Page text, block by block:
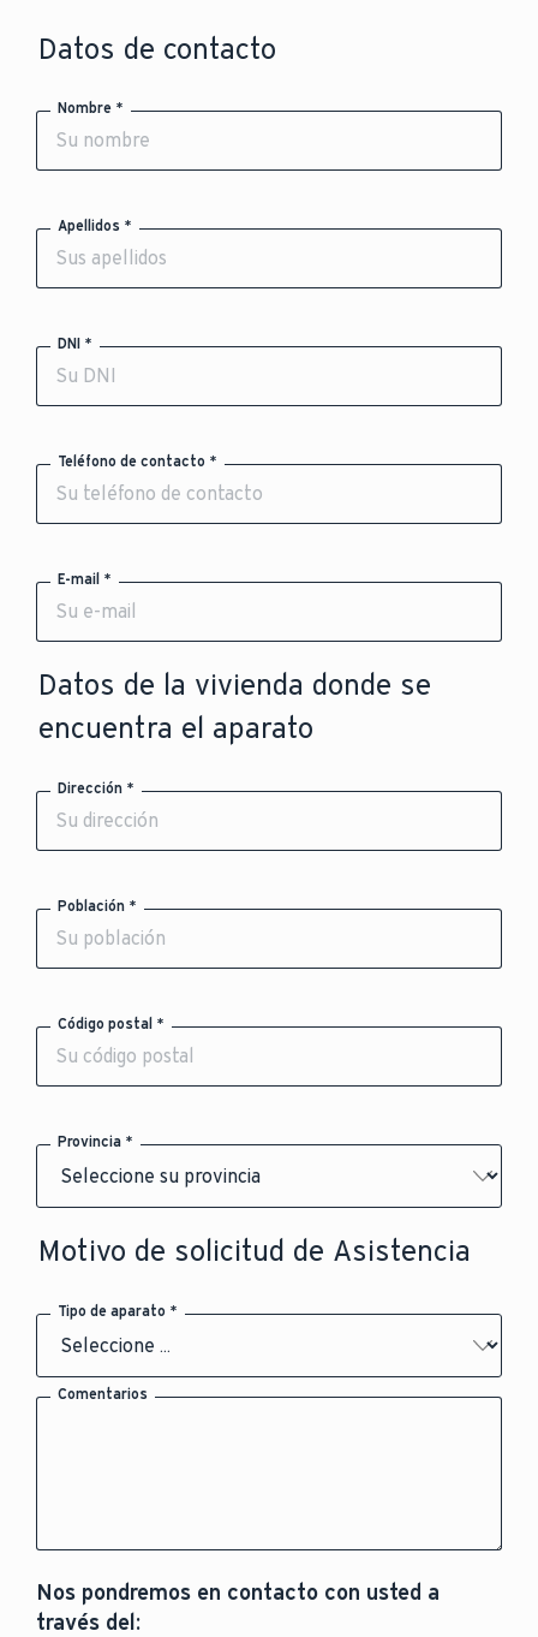
Datos de contacto
Nombre *
Apellidos *
DNI *
Teléfono de contacto *
E-mail *
Datos de la vivienda donde se
encuentra el aparato
Dirección *
Población *
Código postal *
Provincia *
Motivo de solicitud de Asistencia
Tipo de aparato *
Comentarios
Nos pondremos en contacto con usted a
través del: